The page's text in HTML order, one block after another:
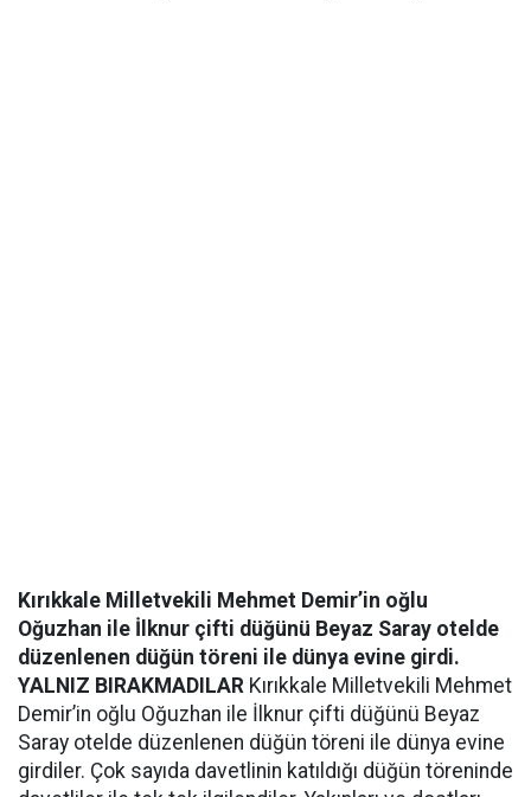
Kırıkkale Milletvekili Mehmet Demir’in oğlu
Oğuzhan ile İlknur çifti düğünü Beyaz Saray otelde
düzenlenen düğün töreni ile dünya evine girdi.
YALNIZ BIRAKMADILAR Kırıkkale Milletvekili Mehmet
Demir’in oğlu Oğuzhan ile İlknur çifti düğünü Beyaz
Saray otelde düzenlenen düğün töreni ile dünya evine
girdiler. Çok sayıda davetlinin katıldığı düğün töreninde